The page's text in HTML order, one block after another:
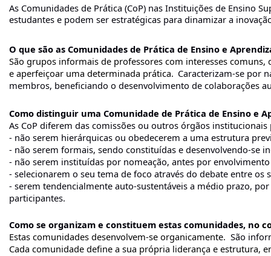
As Comunidades de Prática (CoP) nas Instituições de Ensino
estudantes e podem ser estratégicas para dinamizar a
O que são as Comunidades de Prática de Ensino e
São grupos informais de professores com interesses
e aperfeiçoar uma determinada prática. Caracterizam-se por
membros, beneficiando o desenvolvimento de colaborações
Como distinguir uma Comunidade de Prática de Ensino e
As CoP diferem das comissões ou outros órgãos
- não serem hierárquicas ou obedecerem a uma estrutura
- não serem formais, sendo constituídas e desenvolvendo-
- não serem instituídas por nomeação, antes por
- selecionarem o seu tema de foco através do debate entre os
- serem tendencialmente auto-sustentáveis a médio prazo,
participantes.
Como se organizam e constituem estas comunidades, no
Estas comunidades desenvolvem-se organicamente. São
Cada comunidade define a sua própria liderança e estrutura,